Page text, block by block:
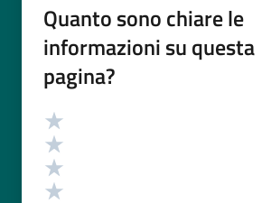
Quanto sono chiare le
informazioni su questa
pagina?
Valutazione